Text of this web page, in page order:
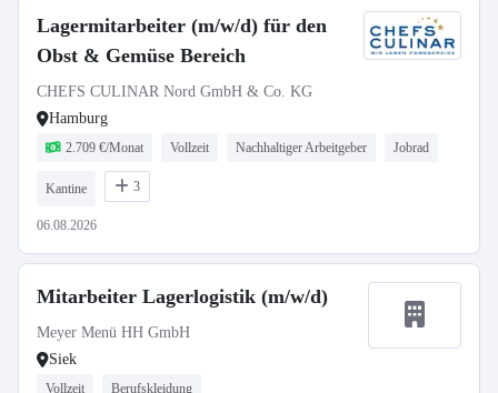
Lagermitarbeiter (m/w/d) für den
Obst & Gemüse Bereich
CHEFS CULINAR Nord GmbH & Co. KG
Hamburg
2.709 €/Monat Vollzeit Nachhaltiger Arbeitgeber Jobrad
Kantine 3
06.08.2026
Mitarbeiter Lagerlogistik (m/w/d)
Meyer Menü HH GmbH
Siek
Vollzeit Berufskleidung